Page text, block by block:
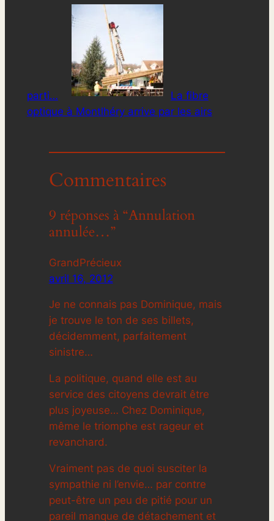
parti…
La fibre
optique à Montlhéry arrive par les airs
Commentaires
9 réponses à “Annulation
annulée…”
GrandPrécieux
avril 16, 2012
Je ne connais pas Dominique, mais
je trouve le ton de ses billets,
décidemment, parfaitement
sinistre…
La politique, quand elle est au
service des citoyens devrait être
plus joyeuse… Chez Dominique,
même le triomphe est rageur et
revanchard.
Vraiment pas de quoi susciter la
sympathie ni l’envie… par contre
peut-être un peu de pitié pour un
pareil manque de détachement et